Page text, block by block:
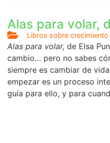
Alas para volar,
Libros sobre
Alas para volar, de Elsa
cambio… pero no sabes
siempre es cambiar de
empezar es un proceso
guía para ello, y para